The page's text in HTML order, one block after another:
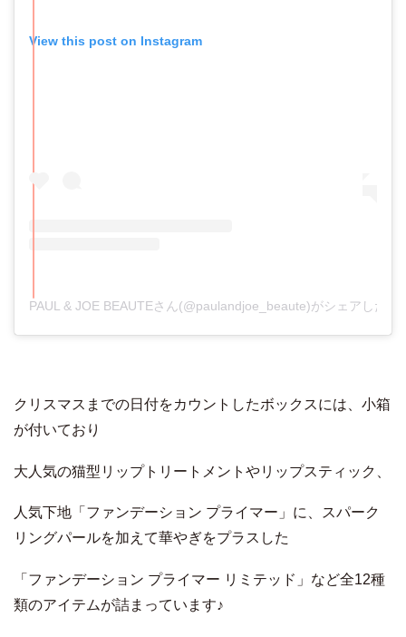
View this post on Instagram
PAUL & JOE BEAUTEさん(@paulandjoe_beaute)がシェアした投
クリスマスまでの日付をカウントしたボックスには、小箱
が付いており
大人気の猫型リップトリートメントやリップスティック、
人気下地「ファンデーション プライマー」に、スパーク
リングパールを加えて華やぎをプラスした
「ファンデーション プライマー リミテッド」など全12種
類のアイテムが詰まっています♪